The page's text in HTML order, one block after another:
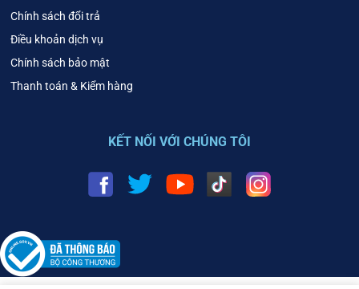
Chính sách đổi trả
Điều khoản dịch vụ
Chính sách bảo mật
Thanh toán & Kiểm hàng
KẾT NỐI VỚI CHÚNG TÔI